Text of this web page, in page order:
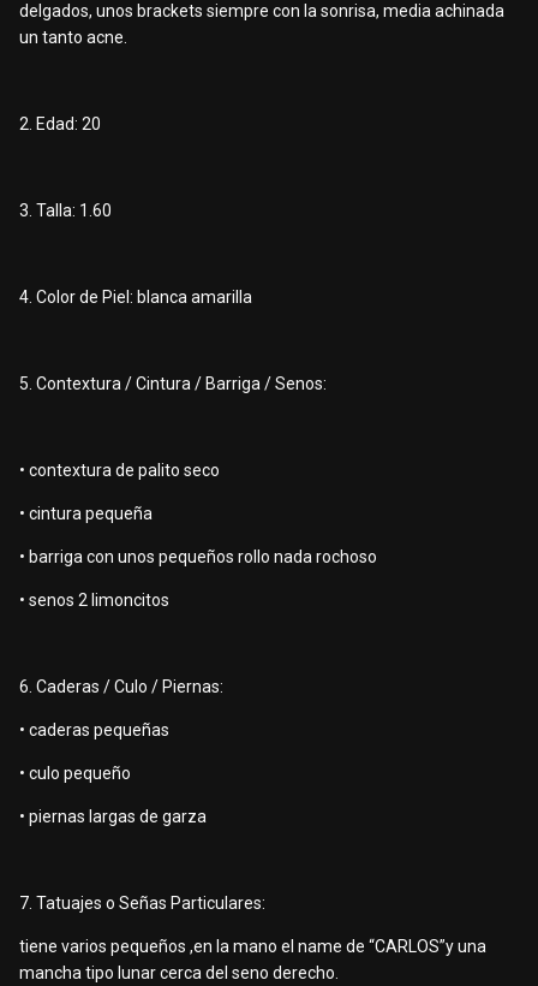
delgados, unos brackets siempre con la sonrisa, media achinada
un tanto acne.
2. Edad: 20
3. Talla: 1.60
4. Color de Piel: blanca amarilla
5. Contextura / Cintura / Barriga / Senos:
• contextura de palito seco
• cintura pequeña
• barriga con unos pequeños rollo nada rochoso
• senos 2 limoncitos
6. Caderas / Culo / Piernas:
• caderas pequeñas
• culo pequeño
• piernas largas de garza
7. Tatuajes o Señas Particulares:
tiene varios pequeños ,en la mano el name de “CARLOS”y una
mancha tipo lunar cerca del seno derecho.